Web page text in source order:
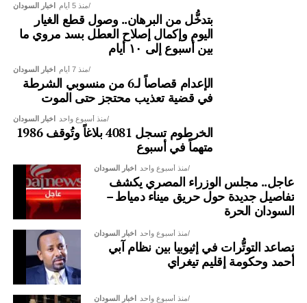
اخبار السودان منذ 5 أيام
بتدخُّل من البرهان.. وصول قطع الغيار
اليوم وإكمال إصلاح العطل بسد مروي ما
بين أسبوع إلى ١٠ أيام
اخبار السودان منذ 7 أيام
الإعدام قصاصاً لـ6 من منسوبي الشرطة
في قضية تعذيب محتجز حتى الموت
اخبار السودان منذ أسبوع واحد
الخرطوم تسجل 4081 بلاغاً وتُوقف 1986
متهماً في أسبوع
اخبار السودان منذ أسبوع واحد
عاجل.. مجلس الوزراء المصري يكشف
تفاصيل جديدة حول حريق ميناء دمياط –
السودان الحرة
اخبار السودان منذ أسبوع واحد
تصاعد التوتُّرات في إثيوبيا بين نظام آبي
أحمد وحكومة إقليم تيغراي
اخبار السودان منذ أسبوع واحد